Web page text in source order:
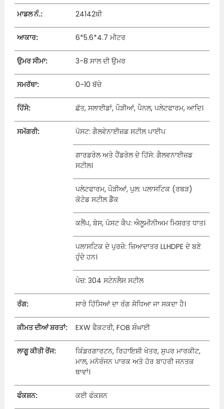
ਮਾਡਲ ਨੰ.: 24142ਬੀ
ਆਕਾਰ: 6*5.6*4.7 ਮੀਟਰ
ਉਮਰ ਸੀਮਾ: 3-8 ਸਾਲ ਦੀ ਉਮਰ
ਸਮਰੱਥਾ: 0-10 ਬੱਚੇ
ਹਿੱਸੇ: ਛੱਤ, ਸਲਾਈਡਾਂ, ਪੌੜੀਆਂ, ਪੈਨਲ, ਪਲੇਟਫਾਰਮ, ਆਦਿ।
ਸਮੱਗਰੀ: ਪੋਸਟ: ਗੈਲਵੇਨਾਈਜ਼ਡ ਸਟੀਲ ਪਾਈਪ
ਗਾਰਡਰੇਲ ਅਤੇ ਹੈਂਡਰੇਲ ਦੇ ਹਿੱਸੇ: ਗੈਲਵਨਾਈਜ਼ਡ
ਸਟੀਲ।
ਪਲੇਟਫਾਰਮ, ਪੌੜੀਆਂ, ਪੁਲ: ਪਲਾਸਟਿਕ (ਰਬੜ)
ਕੋਟੇਡ ਸਟੀਲ ਡੈੱਕ
ਕਲੈਂਪ, ਬੇਸ, ਪੋਸਟ ਕੈਪ: ਐਲੂਮੀਨੀਅਮ ਮਿਸ਼ਰਤ ਧਾਤ।
ਪਲਾਸਟਿਕ ਦੇ ਪੁਰਜ਼ੇ: ਜ਼ਿਆਦਾਤਰ LLHDPE ਦੇ ਬਣੇ
ਹੁੰਦੇ ਹਨ।
ਪੇਚ: 304 ਸਟੇਨਲੈਸ ਸਟੀਲ
ਰੰਗ: ਸਾਰੇ ਹਿੱਸਿਆਂ ਦਾ ਰੰਗ ਸੋਧਿਆ ਜਾ ਸਕਦਾ ਹੈ।
ਕੀਮਤ ਦੀਆਂ ਸ਼ਰਤਾਂ: EXW ਫੈਕਟਰੀ, FOB ਸ਼ੰਘਾਈ
ਲਾਗੂ ਕੀਤੀ ਰੇਂਜ:
ਕਿੰਡਰਗਾਰਟਨ, ਰਿਹਾਇਸ਼ੀ ਖੇਤਰ, ਸੁਪਰ ਮਾਰਕੀਟ,
ਮਾਲ, ਮਨੋਰੰਜਨ ਪਾਰਕ ਅਤੇ ਹੋਰ ਬਾਹਰੀ ਜਨਤਕ
ਥਾਵਾਂ।
ਫੰਕਸ਼ਨ: ਕਈ ਫੰਕਸ਼ਨ